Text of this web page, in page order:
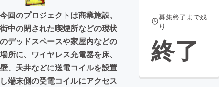
今回のプロジェクトは商業施設、
街中の閉された喫煙所などの現状
のデッドスペースや家屋内などの
場所に、ワイヤレス充電器を床、
壁、天井などに送電コイルを設置
し端末側の受電コイルにアクセス
募集終了まで残
り
終了